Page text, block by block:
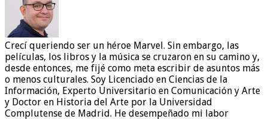
Crecí queriendo ser un héroe Marvel. Sin embargo, las
películas, los libros y la música se cruzaron en su camino y,
desde entonces, me fijé como meta escribir de asuntos más
o menos culturales. Soy Licenciado en Ciencias de la
Información, Experto Universitario en Comunicación y Arte
y Doctor en Historia del Arte por la Universidad
Complutense de Madrid. He desempeñado mi labor